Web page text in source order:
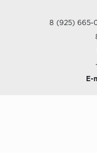
8 (925) 665-
E-